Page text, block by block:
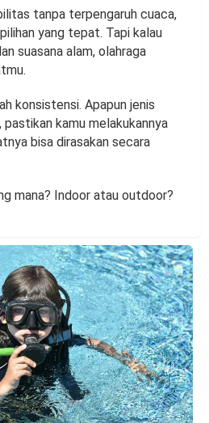
tanpa terpengaruh cuaca,
yang tepat. Tapi kalau
suasana alam, olahraga
konsistensi. Apapun jenis
pastikan kamu melakukannya
bisa dirasakan secara
mana? Indoor atau outdoor?